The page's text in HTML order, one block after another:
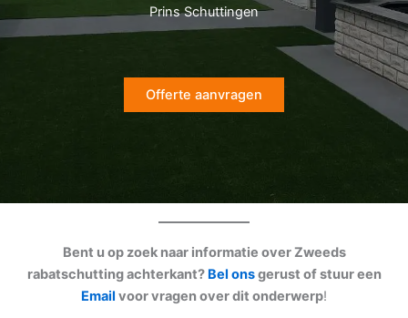
Prins Schuttingen
Offerte aanvragen
Bent u op zoek naar informatie over Zweeds
rabatschutting achterkant? Bel onsgerust of stuur een
Email voor vragen over dit onderwerp!